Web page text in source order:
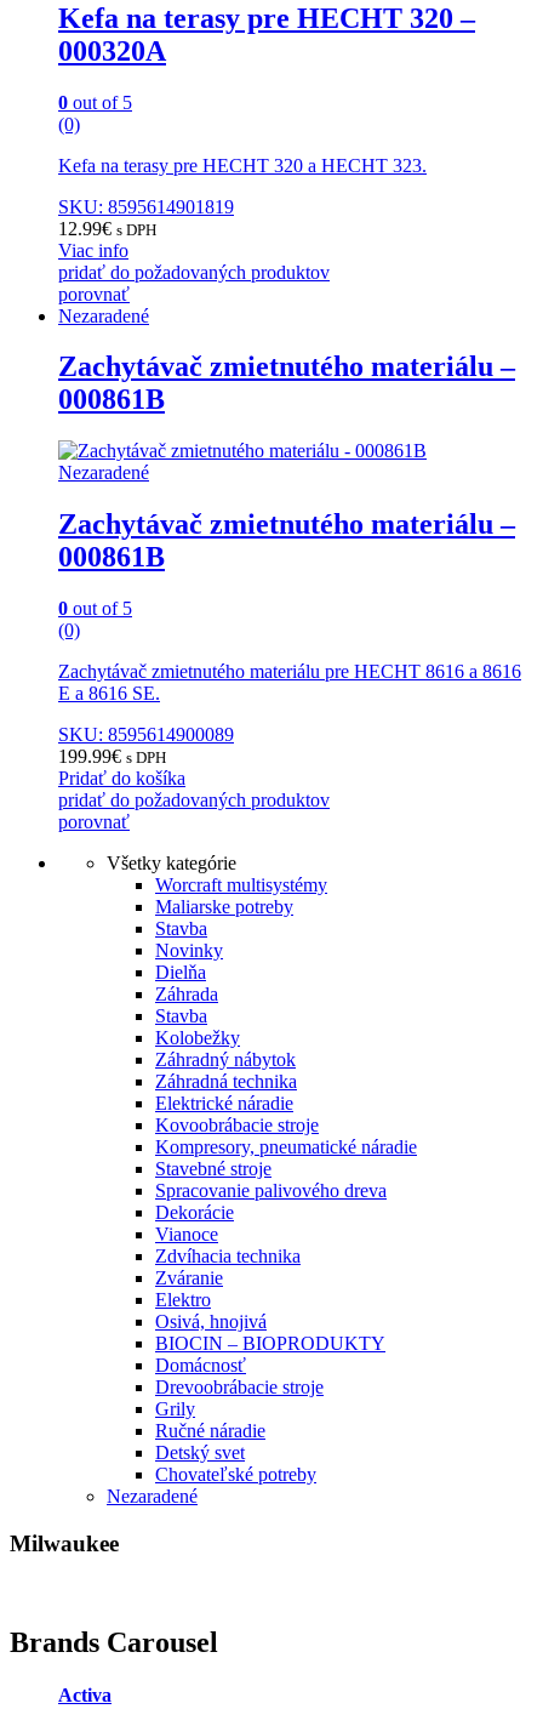
Kefa na terasy pre HECHT 320 –
000320A
0 out of 5
(0)
Kefa na terasy pre HECHT 320 a HECHT 323.
SKU: 8595614901819
12.99€ s DPH
Viac info
pridať do požadovaných produktov
porovnať
Nezaradené
Zachytávač zmietnutého materiálu –
000861B
Nezaradené
Zachytávač zmietnutého materiálu –
000861B
0 out of 5
(0)
Zachytávač zmietnutého materiálu pre HECHT 8616 a 8616
E a 8616 SE.
SKU: 8595614900089
199.99€ s DPH
Pridať do košíka
pridať do požadovaných produktov
porovnať
Všetky kategórie
Worcraft multisystémy
Maliarske potreby
Stavba
Novinky
Dielňa
Záhrada
Stavba
Kolobežky
Záhradný nábytok
Záhradná technika
Elektrické náradie
Kovoobrábacie stroje
Kompresory, pneumatické náradie
Stavebné stroje
Spracovanie palivového dreva
Dekorácie
Vianoce
Zdvíhacia technika
Zváranie
Elektro
Osivá, hnojivá
BIOCIN – BIOPRODUKTY
Domácnosť
Drevoobrábacie stroje
Grily
Ručné náradie
Detský svet
Chovateľské potreby
Nezaradené
Milwaukee
Brands Carousel
Activa